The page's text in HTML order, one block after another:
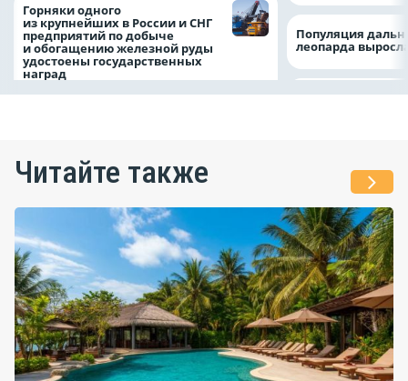
Горняки одного
из крупнейших в России и СНГ
предприятий по добыче
и обогащению железной руды
удостоены государственных
наград
Популяция
леопарда
Читайте также